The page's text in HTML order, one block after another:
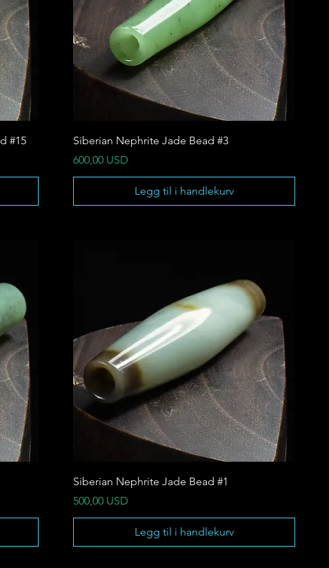
#15
Siberian Nephrite Jade Bead #3
Pris
600,00 USD
Legg til i handlekurv
Siberian Nephrite Jade Bead #1
Pris
500,00 USD
Legg til i handlekurv